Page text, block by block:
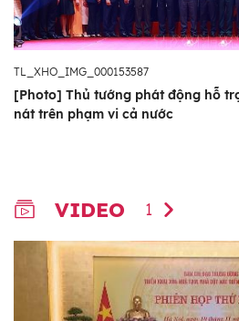
TL_XHO_IMG_000153587
[Photo] Thủ tướng phát động hỗ
nát trên phạm vi cả nước
VIDEO 1